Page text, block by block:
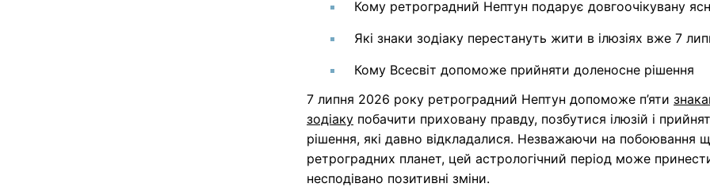
Кому ретроградний Нептун подарує довгоочікувану
Які знаки зодіаку перестануть жити в ілюзіях вже 7
Кому Всесвіт допоможе прийняти доленосне рішення
7 липня 2026 року ретроградний Нептун допоможе п’яти
зодіаку побачити приховану правду, позбутися ілюзій і
рішення, які давно відкладалися. Незважаючи на побоювання
ретроградних планет, цей астрологічний період може
несподівано позитивні зміни.